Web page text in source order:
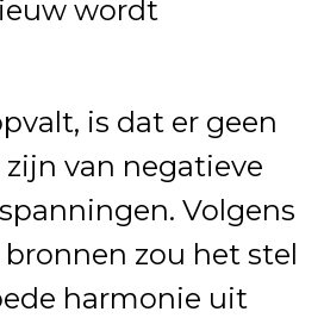
wordt
is dat er geen
van negatieve
Volgens
zou het stel
harmonie uit